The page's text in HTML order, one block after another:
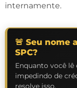
internamente.
🚨 Seu nome
SPC?
Enquanto você
impedindo de
resolve isso.